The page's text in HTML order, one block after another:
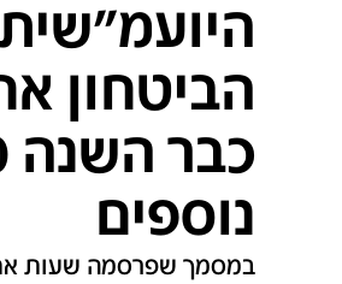
הביטחון
נוספים
במסמך שפרסמה שעות